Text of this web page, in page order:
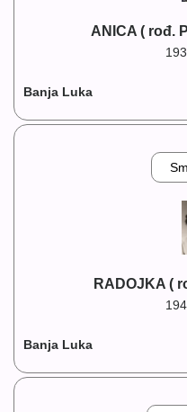
ANICA ( rođ.
Banja Luka
RADOJKA (
Banja Luka